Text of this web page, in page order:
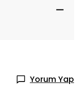
Yorum Yap